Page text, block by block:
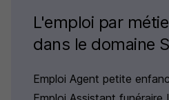
L'emploi par
dans le domaine
Emploi Agent petite